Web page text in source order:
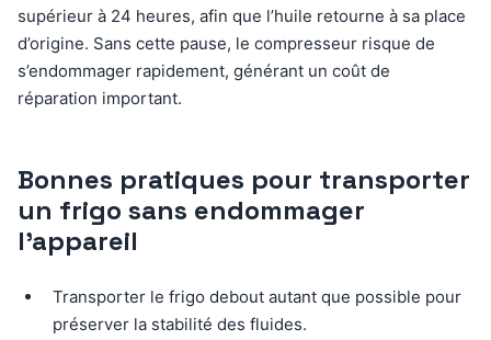
supérieur à 24 heures, afin que l’huile retourne à sa place
d’origine. Sans cette pause, le compresseur risque de
s’endommager rapidement, générant un coût de
réparation important.
Bonnes pratiques pour transporter
un frigo sans endommager
l’appareil
Transporter le frigo debout autant que possible pour
préserver la stabilité des fluides.